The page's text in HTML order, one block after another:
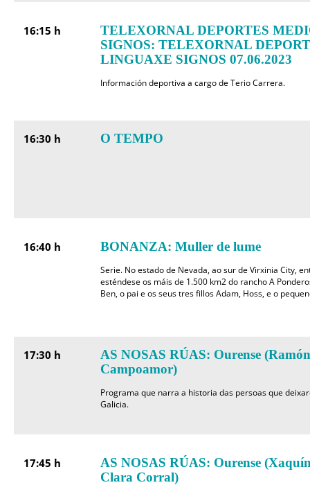
16:15 h
TELEXORNAL DEPORTES
SIGNOS: TELEXORNAL
LINGUAXE SIGNOS 07.06.2023
Información deportiva a cargo de Terio Carrera.
16:30 h O TEMPO
16:40 h BONANZA: Muller de lume
Serie. No estado de Nevada, ao sur de Virxinia City,
esténdese os máis de 1.500 km2 do rancho A
Ben, o pai e os seus tres fillos Adam, Hoss, e o
17:30 h
AS NOSAS RÚAS: Ourense
Campoamor)
Programa que narra a historia das persoas que
Galicia.
17:45 h
AS NOSAS RÚAS: Ourense
Clara Corral)